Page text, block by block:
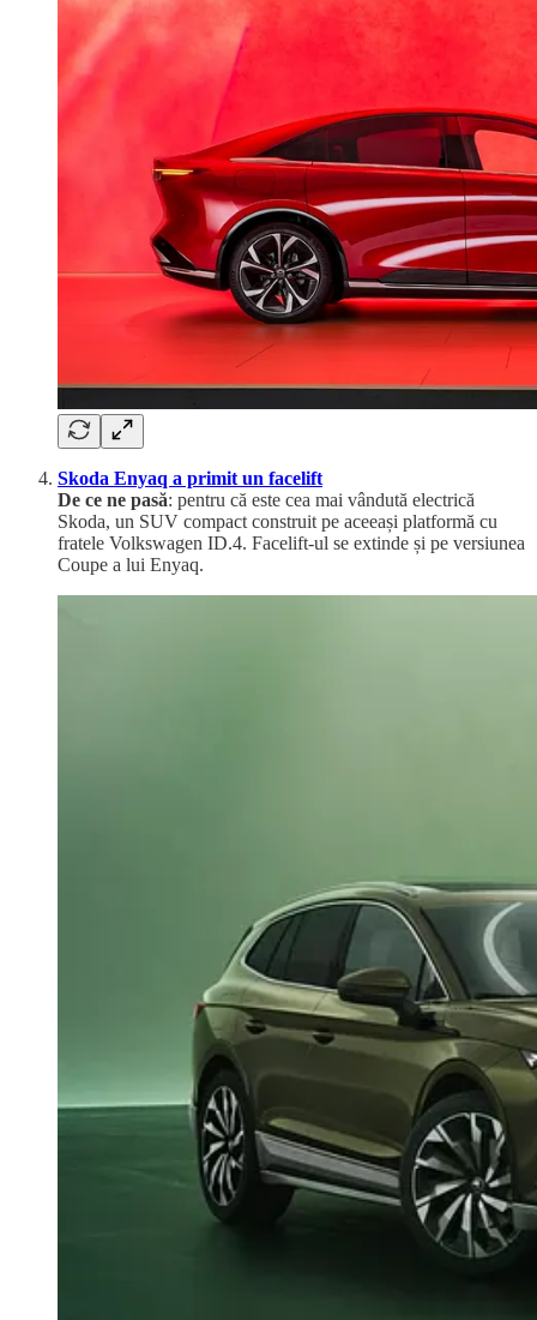
Skoda Enyaq a primit un facelift
De ce ne pasă: pentru că este cea mai vândută electrică
Skoda, un SUV compact construit pe aceeași platformă cu
fratele Volkswagen ID.4. Facelift-ul se extinde și pe versiunea
Coupe a lui Enyaq.